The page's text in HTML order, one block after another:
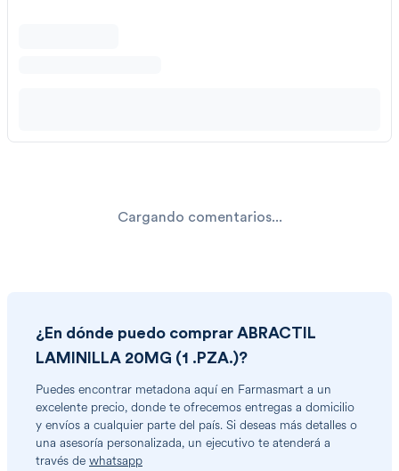
Cargando comentarios...
¿En dónde puedo comprar ABRACTIL
LAMINILLA 20MG (1 .PZA.)?
Puedes encontrar metadona aquí en Farmasmart a un
excelente precio, donde te ofrecemos entregas a domicilio
y envíos a cualquier parte del país. Si deseas más detalles o
una asesoría personalizada, un ejecutivo te atenderá a
través de whatsapp